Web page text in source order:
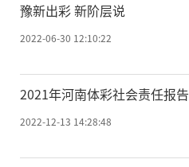
豫新出彩 新阶层说
2022-06-30 12:10:22
2021年河南体彩社会责任报告
2022-12-13 14:28:48